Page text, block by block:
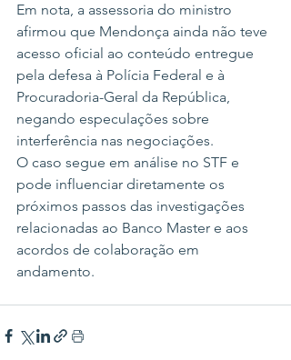
Em nota, a assessoria do ministro
afirmou que Mendonça ainda não teve
acesso oficial ao conteúdo entregue
pela defesa à Polícia Federal e à
Procuradoria-Geral da República,
negando especulações sobre
interferência nas negociações.
O caso segue em análise no STF e
pode influenciar diretamente os
próximos passos das investigações
relacionadas ao Banco Master e aos
acordos de colaboração em
andamento.